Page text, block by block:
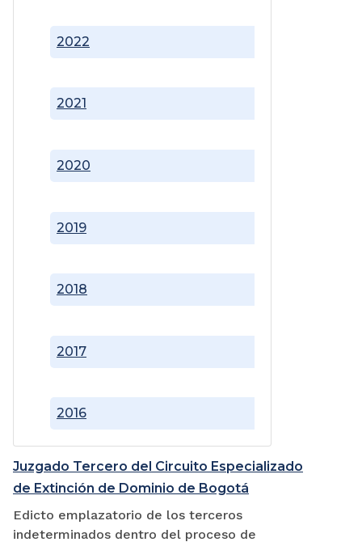
2016
2017
2018
2019
2020
2021
2022
Juzgado Tercero del Circuito Especializado
de Extinción de Dominio de Bogotá
Edicto emplazatorio de los terceros
indeterminados dentro del proceso de